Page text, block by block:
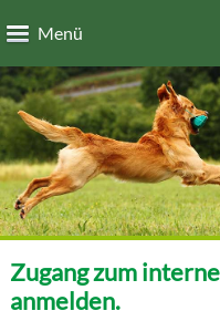
Menü
Zugang zum
anmelden.